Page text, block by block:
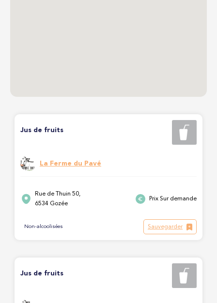
Jus de fruits
La Ferme du Pavé
Rue de Thuin 50,
6534 Gozée
Prix Sur demande
Non-alcoolisées Sauvegarder
Jus de fruits